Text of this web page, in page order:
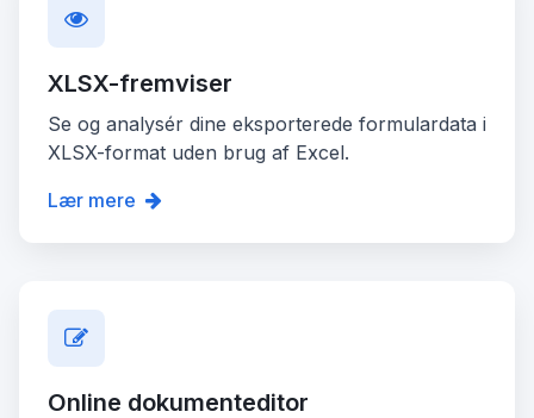
XLSX-fremviser
Se og analysér dine eksporterede formulardata i
XLSX-format uden brug af Excel.
Lær mere
Online dokumenteditor